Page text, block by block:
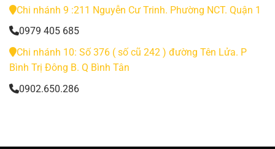
Chi nhánh 9 :211 Nguyễn Cư Trinh. Phường NCT. Quận 1
0979 405 685
Chi nhánh 10: Số 376 ( số cũ 242 ) đường Tên Lửa. P
Bình Trị Đông B. Q Bình Tân
0902.650.286